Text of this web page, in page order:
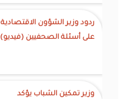
ردود وزير الشؤون الاقتصادية
على أسئلة الصحفيين (فيديو)
وزير تمكين الشباب يؤكد